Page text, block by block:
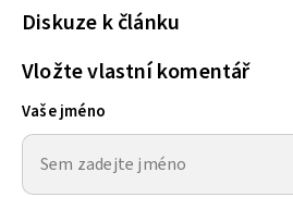
Diskuze k článku
Vložte vlastní komentář
Vaše jméno